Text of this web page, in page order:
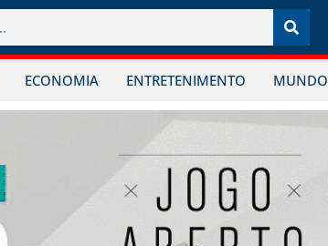
ECONOMIA ENTRETENIMENTO MUNDO